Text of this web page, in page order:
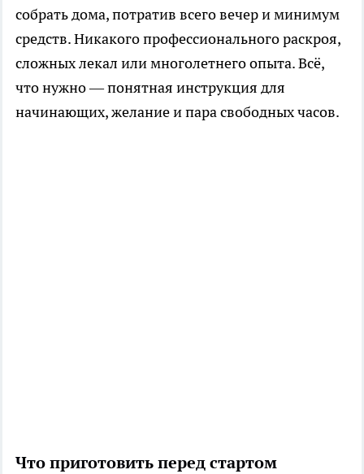
собрать дома, потратив всего вечер и минимум
средств. Никакого профессионального раскроя,
сложных лекал или многолетнего опыта. Всё,
что нужно — понятная инструкция для
начинающих, желание и пара свободных часов.
Что приготовить перед стартом